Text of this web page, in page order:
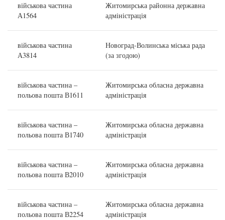
військова частина
А1564
Житомирська районна державна
адміністрація
військова частина
А3814
Новоград-Волинська міська рада
(за згодою)
військова частина –
польова пошта В1611
Житомирська обласна державна
адміністрація
військова частина –
польова пошта В1740
Житомирська обласна державна
адміністрація
військова частина –
польова пошта В2010
Житомирська обласна державна
адміністрація
військова частина –
польова пошта В2254
Житомирська обласна державна
адміністрація